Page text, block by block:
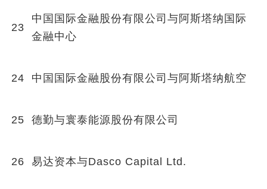
23
中国国际金融股份有限公司与阿斯塔纳国际
金融中心
24 中国国际金融股份有限公司与阿斯塔纳航空
25 德勤与寰泰能源股份有限公司
26 易达资本与Dasco Capital Ltd.